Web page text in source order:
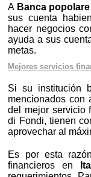
A Banca
sus cuenta
hacer negocios
ayuda a sus
metas.
Mejores servicios
Si su institución
mencionados con
del mejor servicio
di Fondi, tienen
aprovechar al
Es por esta
financieros en